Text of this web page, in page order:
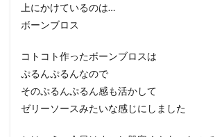
上にかけているのは…
ボーンブロス
コトコト作ったボーンブロスは
ぷるんぷるんなので
そのぷるんぷるん感も活かして
ゼリーソースみたいな感じにしました